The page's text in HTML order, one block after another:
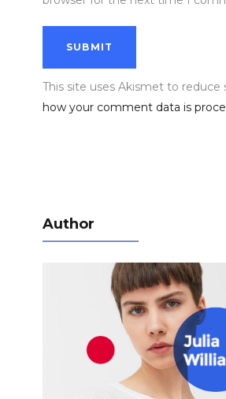
This site uses Akismet to reduce
how your comment data is
Author